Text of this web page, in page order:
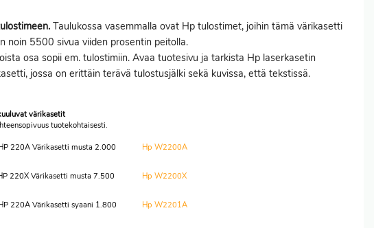
Taulukossa vasemmalla ovat Hp tulostimet, joihin tämä värikasetti
noin 5500 sivua viiden prosentin peitolla.
osa sopii em. tulostimiin. Avaa tuotesivu ja tarkista Hp laserkasetin
jossa on erittäin terävä tulostusjälki sekä kuvissa, että tekstissä.
värikasetit
tuotekohtaisesti.
220A Värikasetti musta 2.000
Hp W2200A
220X Värikasetti musta 7.500
Hp W2200X
220A Värikasetti syaani 1.800
Hp W2201A